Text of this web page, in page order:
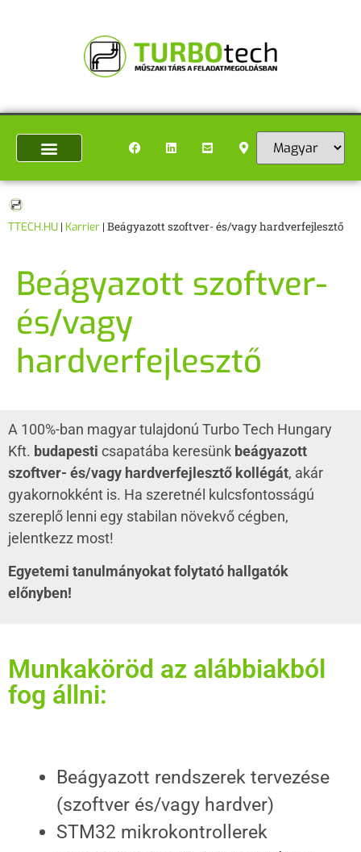
TTECH.HU | Karrier | Beágyazott szoftver- és/vagy hardverfejlesztő
Beágyazott szoftver-
és/vagy
hardverfejlesztő
A 100%-ban magyar tulajdonú Turbo Tech Hungary
Kft. budapesti csapatába keresünk beágyazott
szoftver- és/vagy hardverfejlesztő kollégát, akár
gyakornokként is. Ha szeretnél kulcsfontosságú
szereplő lenni egy stabilan növekvő cégben,
jelentkezz most!
Egyetemi tanulmányokat folytató hallgatók
előnyben!
Munkaköröd az alábbiakból
fog állni:
Beágyazott rendszerek tervezése
(szoftver és/vagy hardver)
STM32 mikrokontrollerek